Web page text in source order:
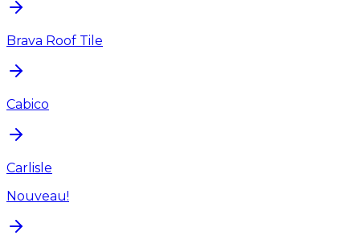
Brava Roof Tile
Cabico
Carlisle
Nouveau!